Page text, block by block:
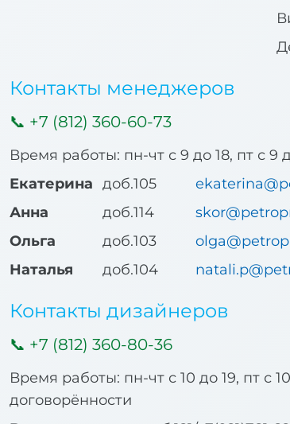
Контакты менеджеров
+7 (812) 360-60-73
Время работы: пн-чт с 9 до 18, пт с 9
Екатерина доб.105
Анна
доб.114
Ольга
доб.103
Наталья
доб.104
Контакты дизайнеров
+7 (812) 360-80-36
Время работы: пн-чт с 10 до 19, пт с
договорённости